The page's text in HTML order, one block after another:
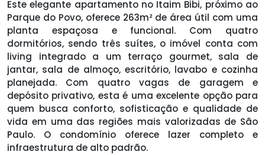
Este elegante apartamento no Itaim Bibi, próximo ao
Parque do Povo, oferece 263m² de área útil com uma
planta espaçosa e funcional. Com quatro
dormitórios, sendo três suítes, o imóvel conta com
living integrado a um terraço gourmet, sala de
jantar, sala de almoço, escritório, lavabo e cozinha
planejada. Com quatro vagas de garagem e
depósito privativo, esta é uma excelente opção para
quem busca conforto, sofisticação e qualidade de
vida em uma das regiões mais valorizadas de São
Paulo. O condomínio oferece lazer completo e
infraestrutura de alto padrão.